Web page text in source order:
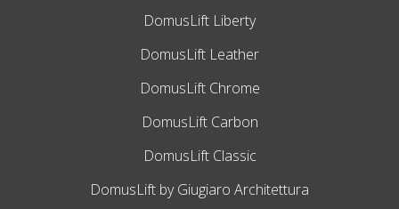
DomusLift Liberty
DomusLift Leather
DomusLift Chrome
DomusLift Carbon
DomusLift Classic
DomusLift by Giugiaro Architettura